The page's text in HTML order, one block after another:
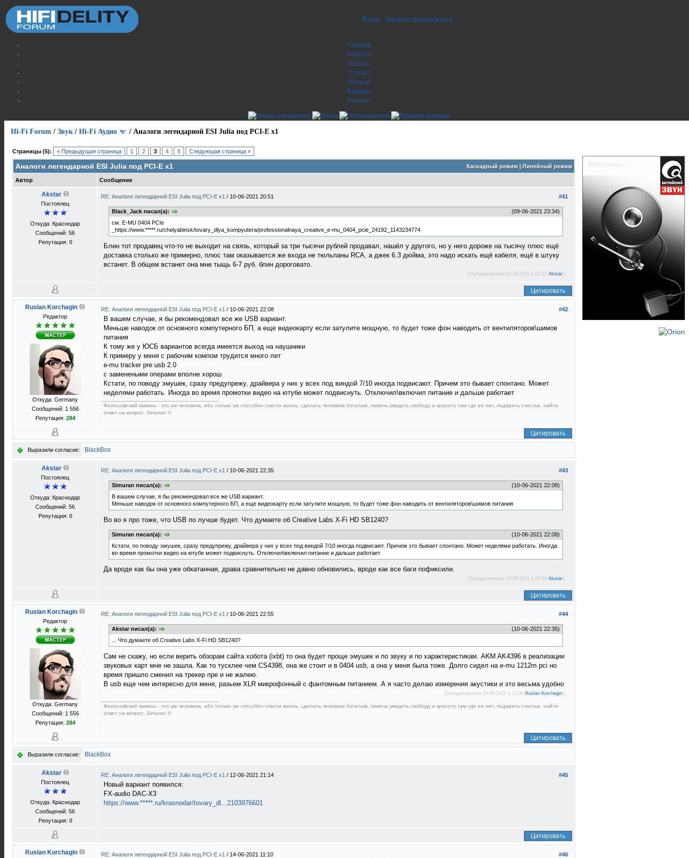
Вход Зарегистрироваться
Главная
Новости
Обзоры
Статьи
Музыка
Бренды
Каталог
Hi-Fi Forum / Звук / Hi-Fi Аудио / Аналоги легендарной ESI Julia под PCI-E x1
Страницы (5): « Предыдущая страница 1 2 3 4 5 Следующая страница »
Каскадный режим| Линейный режим
Аналоги легендарной ESI Julia под PCI-E x1
Автор Сообщение
Akstar
Постоялец
Откуда: Краснодар
Сообщений: 56
Репутация: 0
#41
RE: Аналоги легендарной ESI Julia под PCI-E x1 / 10-06-2021 20:51
(09-06-2021 23:34)
Black_Jack писал(а):
см. E-MU 0404 PCIe
_https://www.*****.ru/chelyabinsk/tovary_dlya_kompyutera/professionalnaya_creative_e-mu_0404_pcie_24192_1143234774
Блин тот продавец что-то не выходит на связь, который за три тысячи рублей продавал, нашёл у другого, но у него дороже на тысячу плюс ещё
доставка столько же примерно, плюс там оказывается же входа не тюльпаны RCA, а джек 6.3 дюйма, это надо искать ещё кабеля, ещё в штуку
встанет. В общем встанет она мне тыщь 6-7 руб. блин дороговато.
(Отредактировал 10-06-2021 в 22:33 Akstar.)
Цитировать
Ruslan Korchagin
Редактор
Откуда: Germany
Сообщений: 1 556
Репутация: 284
#42
RE: Аналоги легендарной ESI Julia под PCI-E x1 / 10-06-2021 22:08
В вашем случае, я бы рекомендовал все же USB вариант.
Меньше наводок от основного компутерного БП, а еще видеокарту если затулите мощную, то будет тоже фон наводить от вентиляторов\шимов
питания
К тому же у ЮСБ вариантов всегда имеется выход на наушники
К примеру у меня с рабочим компом трудится много лет
e-mu tracker pre usb 2.0
с заменеными операми вполне хорош
Кстати, по поводу эмушек, сразу предупрежу, драйвера у них у всех под виндой 7/10 иногда подвисают. Причем это бывает спонтано. Может
неделями работать. Иногда во время промотки видео на ютубе может подвиснуть. Отключил\включил питание и дальше работает
Философский камень - это ум человека, ибо только ум способен спасти жизнь, сделать человека богатым, помочь увидеть свободу и красоту там где ее нет, подарить счастье, найти
ответ на вопрос. Simuran ©
Цитировать
Выразили согласие: BlackBox
Akstar
Постоялец
Откуда: Краснодар
Сообщений: 56
Репутация: 0
#43
RE: Аналоги легендарной ESI Julia под PCI-E x1 / 10-06-2021 22:35
(10-06-2021 22:08)
Simuran писал(а):
В вашем случае, я бы рекомендовал все же USB вариант.
Меньше наводок от основного компутерного БП, а еще видеокарту если затулите мощную, то будет тоже фон наводить от вентиляторов\шимов питания
Во во я про тоже, что USB по лучше будет. Что думаете об Creative Labs X-Fi HD SB1240?
(10-06-2021 22:08)
Simuran писал(а):
Кстати, по поводу эмушек, сразу предупрежу, драйвера у них у всех под виндой 7/10 иногда подвисают. Причем это бывает спонтано. Может неделями работать. Иногда
во время промотки видео на ютубе может подвиснуть. Отключил\включил питание и дальше работает
Да вроде как бы она уже обкатанная, драва сравнительно не давно обновились, вроде как все баги пофиксили.
(Отредактировал 10-06-2021 в 22:36 Akstar.)
Цитировать
Ruslan Korchagin
Редактор
Откуда: Germany
Сообщений: 1 556
Репутация: 284
#44
RE: Аналоги легендарной ESI Julia под PCI-E x1 / 10-06-2021 22:55
(10-06-2021 22:35)
Akstar писал(а):
... Что думаете об Creative Labs X-Fi HD SB1240?
Сам не скажу, но если верить обзорам сайта хобота (ixbt) то она будет проще эмушек и по звуку и по характеристикам. AKM AK4396 в реализации
звуковых карт мне не зашла. Как то тусклее чем CS4398, она же стоит и в 0404 usb, а она у меня была тоже. Долго сидел на e-mu 1212m pci но
время пришло сменил на трекер пре и не жалею.
В usb еще чем интересно для меня, разьем ХLR микрофонный с фантомным питанием. А я часто делаю измерения акустики и это весьма удобно
(Отредактировал 10-06-2021 в 23:00 Ruslan Korchagin.)
Философский камень - это ум человека, ибо только ум способен спасти жизнь, сделать человека богатым, помочь увидеть свободу и красоту там где ее нет, подарить счастье, найти
ответ на вопрос. Simuran ©
Цитировать
Выразили согласие: BlackBox
Akstar
Постоялец
Откуда: Краснодар
Сообщений: 56
Репутация: 0
#45
RE: Аналоги легендарной ESI Julia под PCI-E x1 / 12-06-2021 21:14
Новый вариант появился:
FX-audio DAC-X3
https://www.*****.ru/krasnodar/tovary_dl...2103976601
Цитировать
Ruslan Korchagin #46
RE: Аналоги легендарной ESI Julia под PCI-E x1 / 14-06-2021 11:10